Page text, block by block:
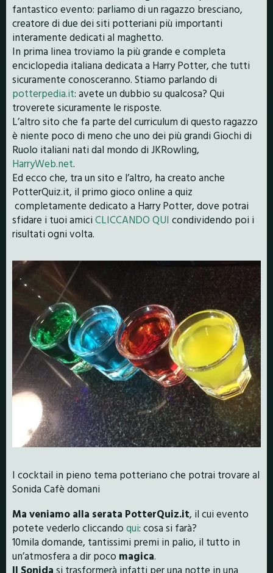
fantastico evento: parliamo di un ragazzo bresciano,
creatore di due dei siti potteriani più importanti
interamente dedicati al maghetto.
In prima linea troviamo la più grande e completa
enciclopedia italiana dedicata a Harry Potter, che tutti
sicuramente conosceranno. Stiamo parlando di
potterpedia.it: avete un dubbio su qualcosa? Qui
troverete sicuramente le risposte.
L’altro sito che fa parte del curriculum di questo ragazzo
è niente poco di meno che uno dei più grandi Giochi di
Ruolo italiani nati dal mondo di JKRowling,
HarryWeb.net.
Ed ecco che, tra un sito e l’altro, ha creato anche
PotterQuiz.it, il primo gioco online a quiz
completamente dedicato a Harry Potter, dove potrai
sfidare i tuoi amici CLICCANDO QUI condividendo poi i
risultati ogni volta.
I cocktail in pieno tema potteriano che potrai trovare al
Sonida Cafè domani
Ma veniamo alla serata PotterQuiz.it, il cui evento
potete vederlo cliccando qui: cosa si farà?
10mila domande, tantissimi premi in palio, il tutto in
un’atmosfera a dir poco magica.
Il Sonida si trasformerà infatti per una notte in una